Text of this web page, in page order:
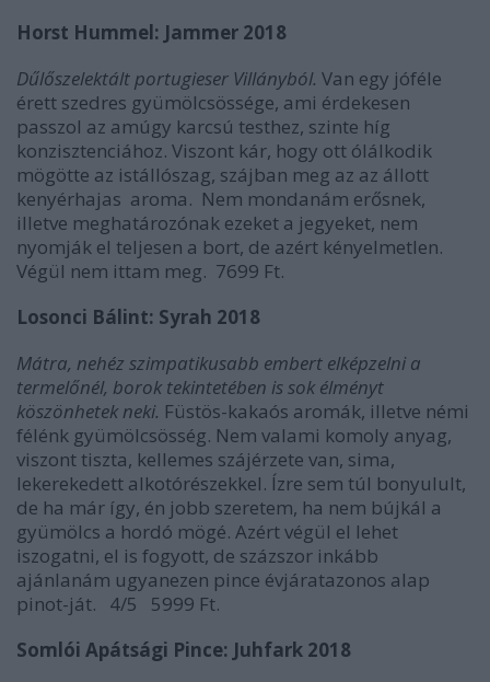
Horst Hummel: Jammer 2018
Dűlőszelektált portugieser Villányból. Van egy jóféle
érett szedres gyümölcsössége, ami érdekesen
passzol az amúgy karcsú testhez, szinte híg
konzisztenciához. Viszont kár, hogy ott ólálkodik
mögötte az istállószag, szájban meg az az állott
kenyérhajas aroma. Nem mondanám erősnek,
illetve meghatározónak ezeket a jegyeket, nem
nyomják el teljesen a bort, de azért kényelmetlen.
Végül nem ittam meg. 7699 Ft.
Losonci Bálint: Syrah 2018
Mátra, nehéz szimpatikusabb embert elképzelni a
termelőnél, borok tekintetében is sok élményt
köszönhetek neki. Füstös-kakaós aromák, illetve némi
félénk gyümölcsösség. Nem valami komoly anyag,
viszont tiszta, kellemes szájérzete van, sima,
lekerekedett alkotórészekkel. Ízre sem túl bonyulult,
de ha már így, én jobb szeretem, ha nem bújkál a
gyümölcs a hordó mögé. Azért végül el lehet
iszogatni, el is fogyott, de százszor inkább
ajánlanám ugyanezen pince évjáratazonos alap
pinot-ját.
4/5
5999 Ft.
Somlói Apátsági Pince: Juhfark 2018